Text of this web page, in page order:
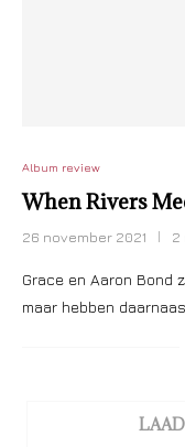
Album review
When Rivers
26 november 2021 2
Grace en Aaron Bond
maar hebben